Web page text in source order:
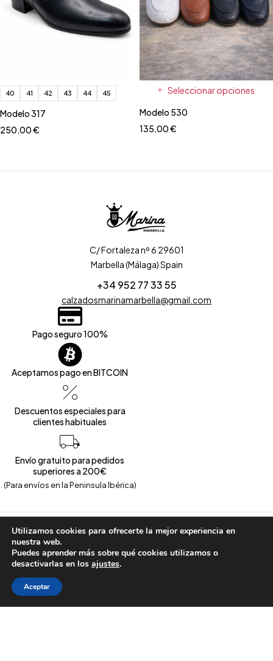
40 41 42 43 44 45
Modelo 317
250,00€
Seleccionar opciones
Modelo 530
135,00€
C/ Fortaleza nº 6 29601
Marbella (Málaga) Spain
+34 952 77 33 55
calzadosmarinamarbella@gmail.com
Pago seguro 100%
Aceptamos pago en BITCOIN
Descuentos especiales para
clientes habituales
Envío gratuito para pedidos
superiores a 200€
(Para envíos en la Peninsula Ibérica)
Copyright © 2026 – Calzados Marina. All Rights Reserved
Utilizamos cookies para ofrecerte la mejor experiencia en
nuestra web.
Puedes aprender más sobre qué cookies utilizamos o
desactivarlas en los ajustes.
Aceptar